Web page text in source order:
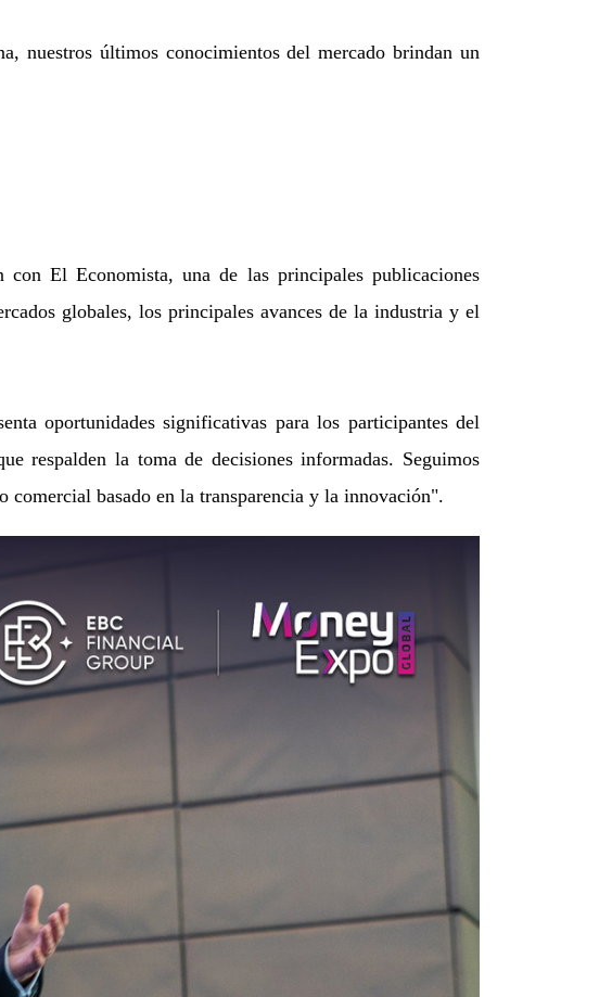
nuestros últimos conocimientos del mercado brindan un
El Economista, una de las principales publicaciones
globales, los principales avances de la industria y el
oportunidades significativas para los participantes del
respalden la toma de decisiones informadas. Seguimos
comercial basado en la transparencia y la innovación".